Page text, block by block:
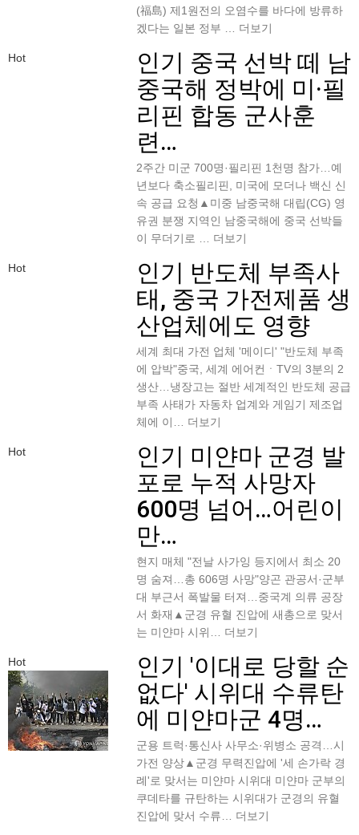
(福島) 제1원전의 오염수를 바다에 방류하
겠다는 일본 정부 … 더보기
Hot 인기 중국 선박 떼 남
중국해 정박에 미·필
리핀 합동 군사훈
련…
2주간 미군 700명·필리핀 1천명 참가…예
년보다 축소필리핀, 미국에 모더나 백신 신
속 공급 요청▲미중 남중국해 대립(CG) 영
유권 분쟁 지역인 남중국해에 중국 선박들
이 무더기로 … 더보기
Hot 인기 반도체 부족사
태, 중국 가전제품 생
산업체에도 영향
세계 최대 가전 업체 '메이디' "반도체 부족
에 압박"중국, 세계 에어컨ㆍTV의 3분의 2
생산…냉장고는 절반 세계적인 반도체 공급
부족 사태가 자동차 업계와 게임기 제조업
체에 이… 더보기
Hot 인기 미얀마 군경 발
포로 누적 사망자
600명 넘어…어린이
만…
현지 매체 "전날 사가잉 등지에서 최소 20
명 숨져…총 606명 사망"양곤 관공서·군부
대 부근서 폭발물 터져…중국계 의류 공장
서 화재▲군경 유혈 진압에 새총으로 맞서
는 미얀마 시위… 더보기
Hot 인기 '이대로 당할 순
없다' 시위대 수류탄
에 미얀마군 4명…
군용 트럭·통신사 사무소·위병소 공격…시
가전 양상▲군경 무력진압에 '세 손가락 경
례'로 맞서는 미얀마 시위대 미얀마 군부의
쿠데타를 규탄하는 시위대가 군경의 유혈
진압에 맞서 수류… 더보기